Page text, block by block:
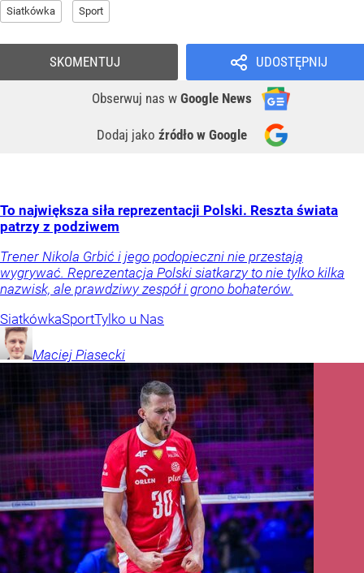
Siatkówka Sport
UDOSTĘPNIJ
Obserwuj nas w Google News
Dodaj jako źródło w Google
SKOMENTUJ
To największa siła reprezentacji Polski. Reszta świata
patrzy z podziwem
Trener Nikola Grbić i jego podopieczni nie przestają
wygrywać. Reprezentacja Polski siatkarzy to nie tylko kilka
nazwisk, ale prawdziwy zespół i grono bohaterów.
SiatkówkaSportTylko u Nas
Maciej Piasecki